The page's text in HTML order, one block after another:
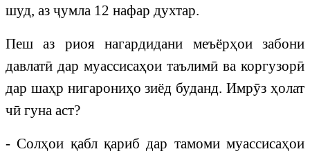
шуд, аз ҷумла 12 нафар духтар.
Пеш аз риоя нагардидани меъёрҳои забони
давлатӣ дар муассисаҳои таълимӣ ва коргузорӣ
дар шаҳр нигарониҳо зиёд буданд. Имрӯз ҳолат
чӣ гуна аст?
- Солҳои қабл қариб дар тамоми муассисаҳои